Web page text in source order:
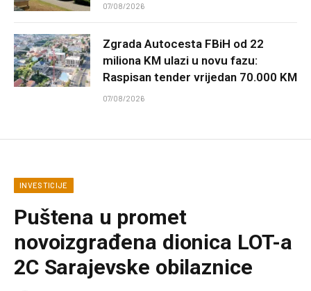
07/08/2026
Zgrada Autocesta FBiH od 22
miliona KM ulazi u novu fazu:
Raspisan tender vrijedan 70.000 KM
07/08/2026
INVESTICIJE
Puštena u promet
novoizgrađena dionica LOT-a
2C Sarajevske obilaznice